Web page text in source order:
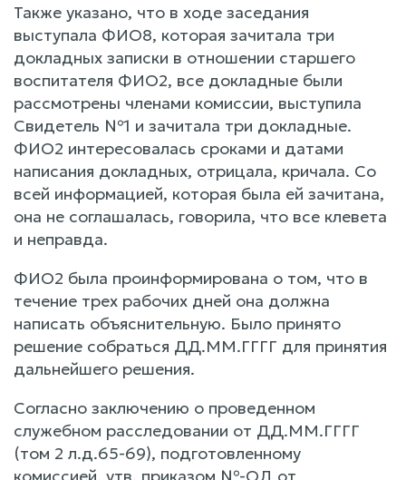
Также указано, что в ходе заседания
выступала ФИО8, которая зачитала три
докладных записки в отношении старшего
воспитателя ФИО2, все докладные были
рассмотрены членами комиссии, выступила
Свидетель №1 и зачитала три докладные.
ФИО2 интересовалась сроками и датами
написания докладных, отрицала, кричала. Со
всей информацией, которая была ей зачитана,
она не соглашалась, говорила, что все клевета
и неправда.
ФИО2 была проинформирована о том, что в
течение трех рабочих дней она должна
написать объяснительную. Было принято
решение собраться ДД.ММ.ГГГГ для принятия
дальнейшего решения.
Согласно заключению о проведенном
служебном расследовании от ДД.ММ.ГГГГ
(том 2 л.д.65-69), подготовленному
комиссией, утв. приказом №-ОД от